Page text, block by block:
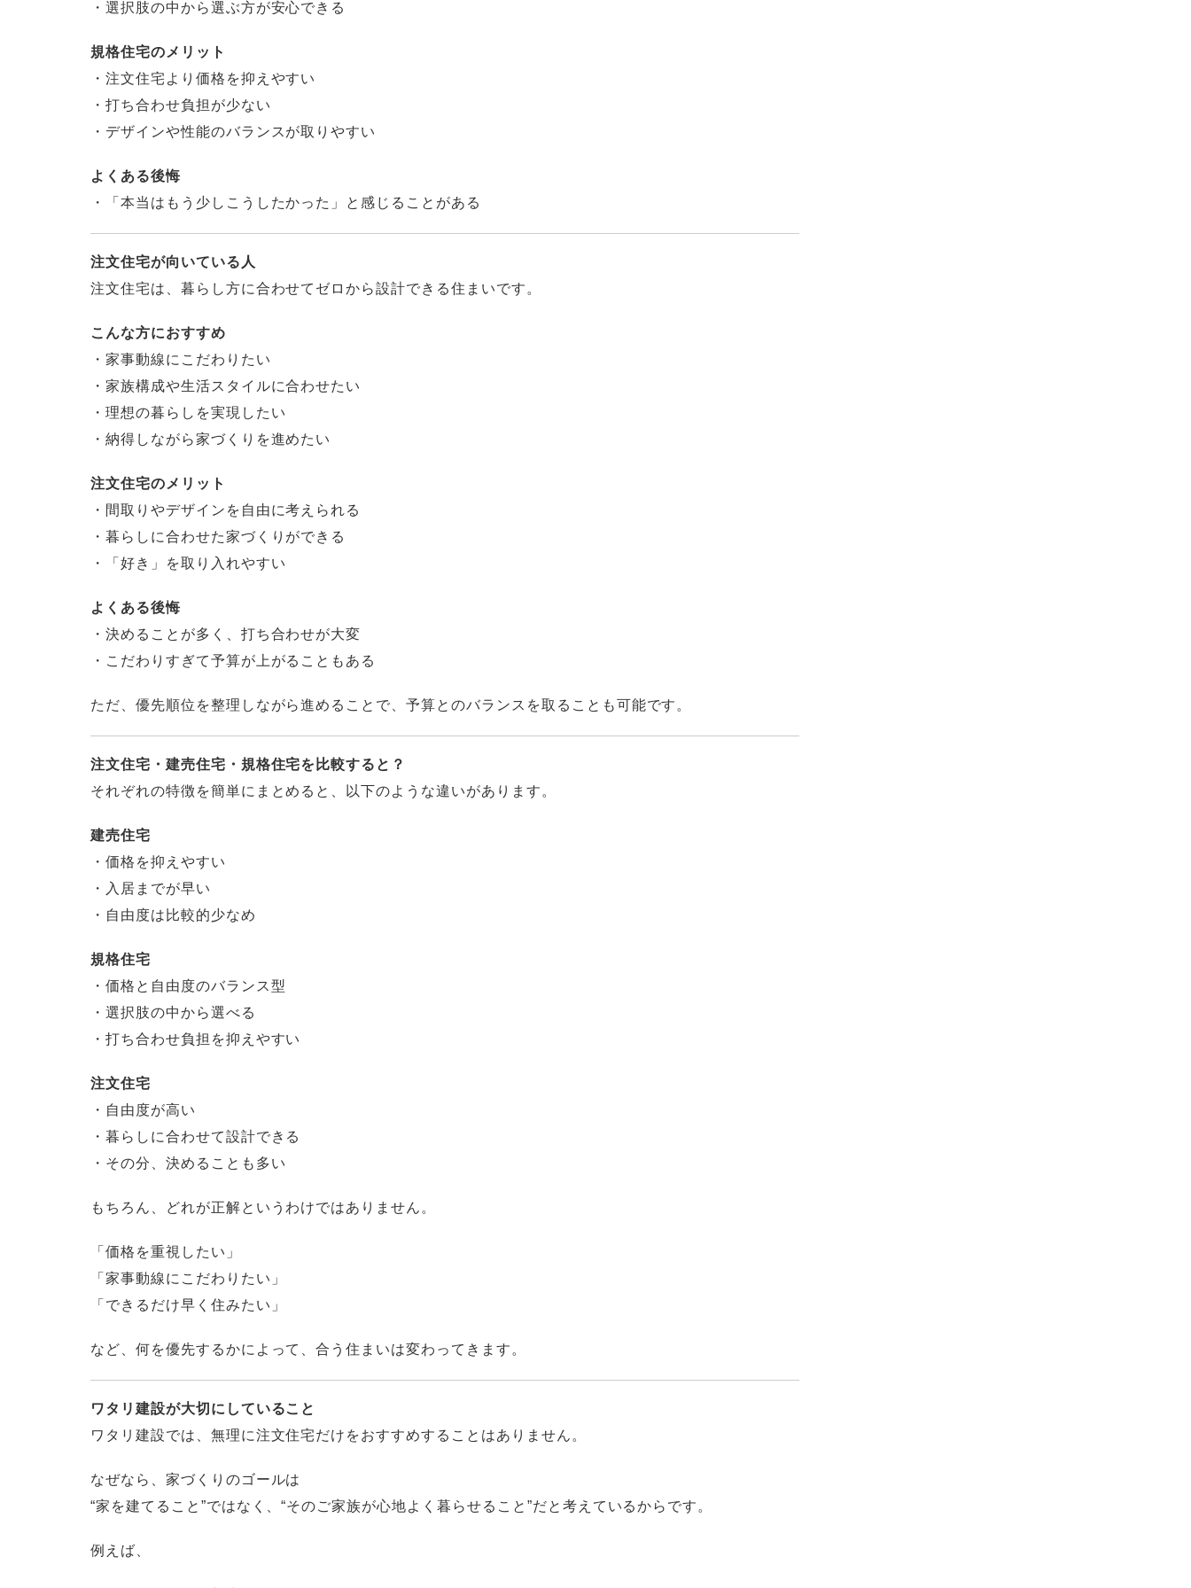
・選択肢の中から選ぶ方が安心できる
規格住宅のメリット
・注文住宅より価格を抑えやすい
・打ち合わせ負担が少ない
・デザインや性能のバランスが取りやすい
よくある後悔
・「本当はもう少しこうしたかった」と感じることがある
注文住宅が向いている人
注文住宅は、暮らし方に合わせてゼロから設計できる住まいです。
こんな方におすすめ
・家事動線にこだわりたい
・家族構成や生活スタイルに合わせたい
・理想の暮らしを実現したい
・納得しながら家づくりを進めたい
注文住宅のメリット
・間取りやデザインを自由に考えられる
・暮らしに合わせた家づくりができる
・「好き」を取り入れやすい
よくある後悔
・決めることが多く、打ち合わせが大変
・こだわりすぎて予算が上がることもある
ただ、優先順位を整理しながら進めることで、予算とのバランスを取ることも可能です。
注文住宅・建売住宅・規格住宅を比較すると？
それぞれの特徴を簡単にまとめると、以下のような違いがあります。
建売住宅
・価格を抑えやすい
・入居までが早い
・自由度は比較的少なめ
規格住宅
・価格と自由度のバランス型
・選択肢の中から選べる
・打ち合わせ負担を抑えやすい
注文住宅
・自由度が高い
・暮らしに合わせて設計できる
・その分、決めることも多い
もちろん、どれが正解というわけではありません。
「価格を重視したい」
「家事動線にこだわりたい」
「できるだけ早く住みたい」
など、何を優先するかによって、合う住まいは変わってきます。
ワタリ建設が大切にしていること
ワタリ建設では、無理に注文住宅だけをおすすめすることはありません。
なぜなら、家づくりのゴールは
“家を建てること”ではなく、“そのご家族が心地よく暮らせること”だと考えているからです。
例えば、